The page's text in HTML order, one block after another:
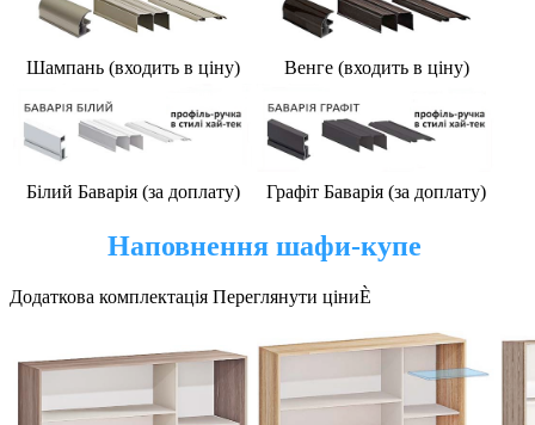
Шампань (входить в ціну) Венге (входить в ціну)
Білий Баварія (за доплату) Графіт Баварія (за доплату)
Наповнення шафи-купе
Додаткова комплектація Переглянути ціниÈ